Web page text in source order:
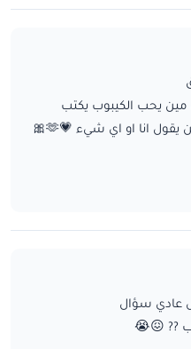
مين يحب الكيبوب يكتب
انا او اي شيء 💗🫶🎀
عادي سؤال
?? 😖😭